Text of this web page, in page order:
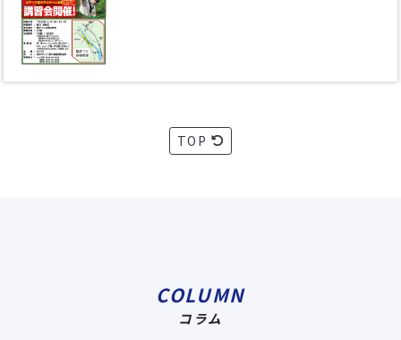
TOP
COLUMN
コラム